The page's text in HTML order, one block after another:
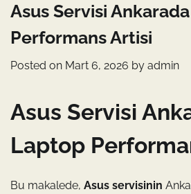
Asus Servisi
Performans Artisi
Posted on Mart 6, 2026 by admin
Asus Servisi
Laptop
Bu makalede, Asus servisinin